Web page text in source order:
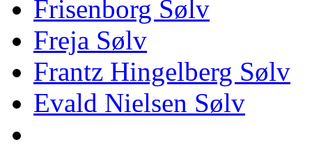
Frisenborg Sølv
Freja Sølv
Frantz Hingelberg Sølv
Evald Nielsen Sølv